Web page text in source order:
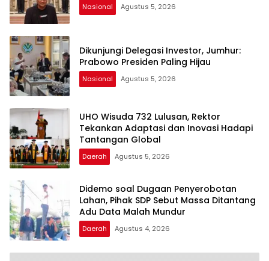
Nasional Agustus 5, 2026
Dikunjungi Delegasi Investor, Jumhur:
Prabowo Presiden Paling Hijau
Nasional Agustus 5, 2026
UHO Wisuda 732 Lulusan, Rektor
Tekankan Adaptasi dan Inovasi Hadapi
Tantangan Global
Daerah Agustus 5, 2026
Didemo soal Dugaan Penyerobotan
Lahan, Pihak SDP Sebut Massa Ditantang
Adu Data Malah Mundur
Daerah Agustus 4, 2026